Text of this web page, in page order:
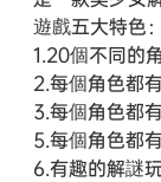
遊戲五大特色：
1.20個不同的
2.每個角色都
3.每個角色都
5.每個角色都
6.有趣的解謎